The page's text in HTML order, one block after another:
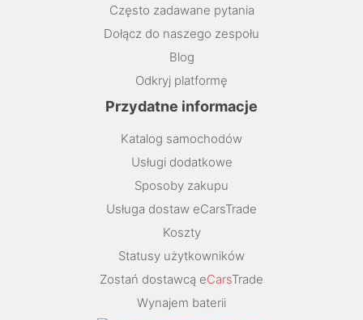
Często zadawane pytania
Dołącz do naszego zespołu
Blog
Odkryj platformę
Przydatne informacje
Katalog samochodów
Usługi dodatkowe
Sposoby zakupu
Usługa dostaw eCarsTrade
Koszty
Statusy użytkowników
Zostań dostawcą eCarsTrade
Wynajem baterii